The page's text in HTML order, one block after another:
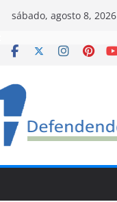
sábado, agosto 8, 2026